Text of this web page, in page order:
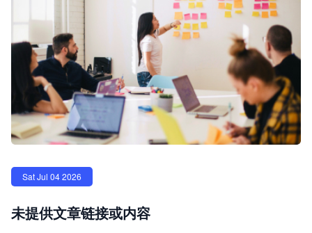
Sat Jul 04 2026
未提供文章链接或内容